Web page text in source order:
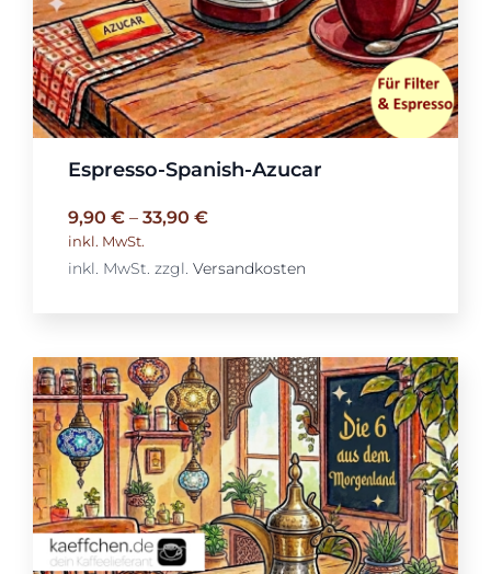
Espresso-Spanish-Azucar
9,90 €– 33,90 €
inkl. MwSt.
inkl. MwSt. zzgl. Versandkosten